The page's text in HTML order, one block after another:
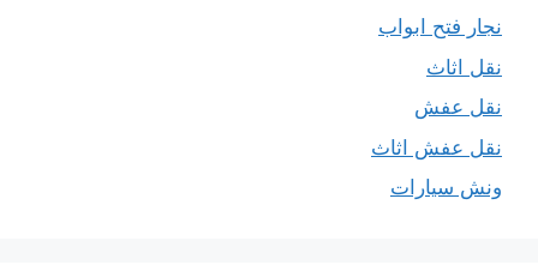
نجار فتح ابواب
نقل اثاث
نقل عفش
نقل عفش اثاث
ونش سيارات